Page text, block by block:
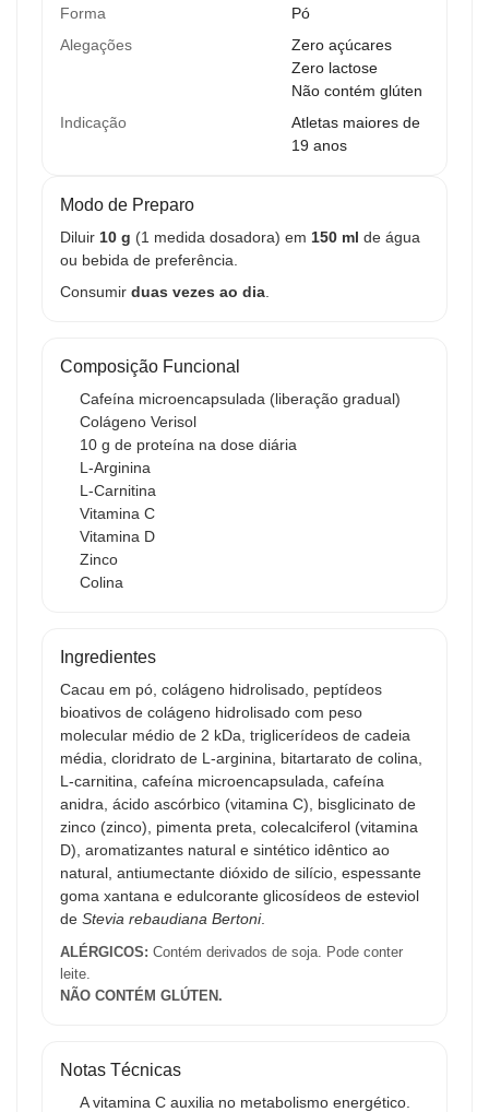
Forma
Pó
Alegações
Zero açúcares
Zero lactose
Não contém glúten
Indicação
Atletas maiores de
19 anos
Modo de Preparo
Diluir 10 g (1 medida dosadora) em 150 ml de água
ou bebida de preferência.
Consumir duas vezes ao dia
Composição Funcional
Cafeína microencapsulada (liberação gradual)
Colágeno Verisol
10 g de proteína na dose diária
L-Arginina
L-Carnitina
Vitamina C
Vitamina D
Zinco
Colina
Ingredientes
Cacau em pó, colágeno hidrolisado, peptídeos
bioativos de colágeno hidrolisado com peso
molecular médio de 2 kDa, triglicerídeos de cadeia
média, cloridrato de L-arginina, bitartarato de colina,
L-carnitina, cafeína microencapsulada, cafeína
anidra, ácido ascórbico (vitamina C), bisglicinato de
zinco (zinco), pimenta preta, colecalciferol (vitamina
D), aromatizantes natural e sintético idêntico ao
natural, antiumectante dióxido de silício, espessante
goma xantana e edulcorante glicosídeos de esteviol
de Stevia rebaudiana Bertoni.
ALÉRGICOS: Contém derivados de soja. Pode conter
leite.
NÃO CONTÉM GLÚTEN.
Notas Técnicas
A vitamina C auxilia no metabolismo energético.